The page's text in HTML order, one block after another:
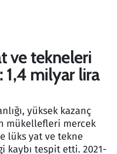
ve tekneleri
1,4 milyar lira
yüksek kazanç
mükellefleri mercek
lüks yat ve tekne
kaybı tespit etti. 2021-